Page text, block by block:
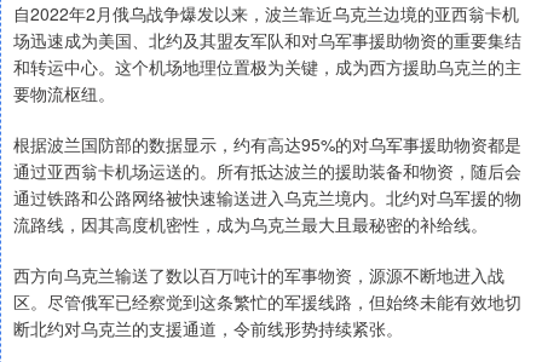
自2022年2月俄乌战争爆发以来，波兰靠近乌克兰边境的亚西翁卡机
场迅速成为美国、北约及其盟友军队和对乌军事援助物资的重要集结
和转运中心。这个机场地理位置极为关键，成为西方援助乌克兰的主
要物流枢纽。
根据波兰国防部的数据显示，约有高达95%的对乌军事援助物资都是
通过亚西翁卡机场运送的。所有抵达波兰的援助装备和物资，随后会
通过铁路和公路网络被快速输送进入乌克兰境内。北约对乌军援的物
流路线，因其高度机密性，成为乌克兰最大且最秘密的补给线。
西方向乌克兰输送了数以百万吨计的军事物资，源源不断地进入战
区。尽管俄军已经察觉到这条繁忙的军援线路，但始终未能有效地切
断北约对乌克兰的支援通道，令前线形势持续紧张。